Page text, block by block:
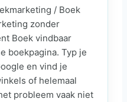
/ Boek
zonder
Boek vindbaar
boekpagina. Typ je
en vind je
of helemaal
probleem vaak niet